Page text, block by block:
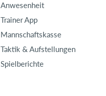
Anwesenheit
Trainer App
Mannschaftskasse
Taktik & Aufstellungen
Spielberichte